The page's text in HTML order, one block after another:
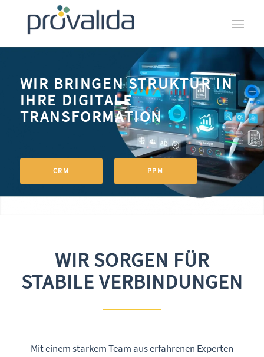
WIR BRINGEN STRUKTUR IN
IHRE DIGITALE
TRANSFORMATION
CRM PPM
WIR SORGEN FÜR
STABILE VERBINDUNGEN
Mit einem starkem Team aus erfahrenen Experten